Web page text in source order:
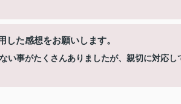
した感想をお願いします。
い事がたくさんありましたが、親切に対応